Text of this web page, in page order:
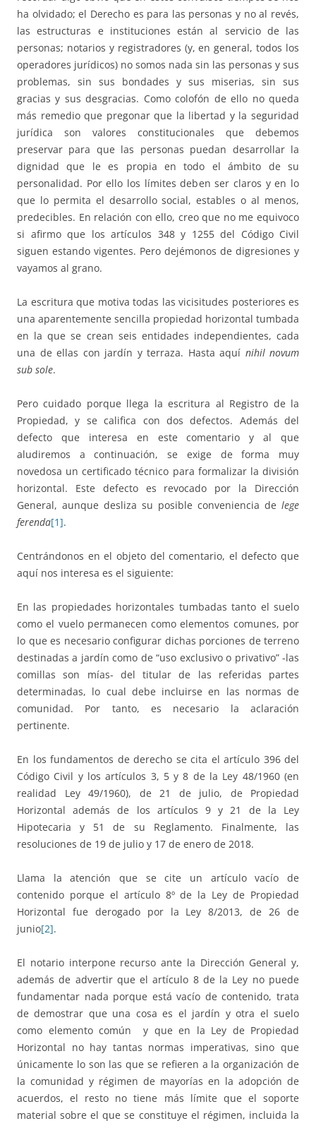
ha olvidado; el Derecho es para las personas y no al revés,
las estructuras e instituciones están al servicio de las
personas; notarios y registradores (y, en general, todos los
operadores jurídicos) no somos nada sin las personas y sus
problemas, sin sus bondades y sus miserias, sin sus
gracias y sus desgracias. Como colofón de ello no queda
más remedio que pregonar que la libertad y la seguridad
jurídica son valores constitucionales que debemos
preservar para que las personas puedan desarrollar la
dignidad que le es propia en todo el ámbito de su
personalidad. Por ello los límites deben ser claros y en lo
que lo permita el desarrollo social, estables o al menos,
predecibles. En relación con ello, creo que no me equivoco
si afirmo que los artículos 348 y 1255 del Código Civil
siguen estando vigentes. Pero dejémonos de digresiones y
vayamos al grano.
La escritura que motiva todas las vicisitudes posteriores es
una aparentemente sencilla propiedad horizontal tumbada
en la que se crean seis entidades independientes, cada
una de ellas con jardín y terraza. Hasta aquí nihil novum
sub sole.
Pero cuidado porque llega la escritura al Registro de la
Propiedad, y se califica con dos defectos. Además del
defecto que interesa en este comentario y al que
aludiremos a continuación, se exige de forma muy
novedosa un certificado técnico para formalizar la división
horizontal. Este defecto es revocado por la Dirección
General, aunque desliza su posible conveniencia de lege
ferenda[1].
Centrándonos en el objeto del comentario, el defecto que
aquí nos interesa es el siguiente:
En las propiedades horizontales tumbadas tanto el suelo
como el vuelo permanecen como elementos comunes, por
lo que es necesario configurar dichas porciones de terreno
destinadas a jardín como de “uso exclusivo o privativo” -las
comillas son mías- del titular de las referidas partes
determinadas, lo cual debe incluirse en las normas de
comunidad. Por tanto, es necesario la aclaración
pertinente.
En los fundamentos de derecho se cita el artículo 396 del
Código Civil y los artículos 3, 5 y 8 de la Ley 48/1960 (en
realidad Ley 49/1960), de 21 de julio, de Propiedad
Horizontal además de los artículos 9 y 21 de la Ley
Hipotecaria y 51 de su Reglamento. Finalmente, las
resoluciones de 19 de julio y 17 de enero de 2018.
Llama la atención que se cite un artículo vacío de
contenido porque el artículo 8º de la Ley de Propiedad
Horizontal fue derogado por la Ley 8/2013, de 26 de
junio[2].
El notario interpone recurso ante la Dirección General y,
además de advertir que el artículo 8 de la Ley no puede
fundamentar nada porque está vacío de contenido, trata
de demostrar que una cosa es el jardín y otra el suelo
como elemento común y que en la Ley de Propiedad
Horizontal no hay tantas normas imperativas, sino que
únicamente lo son las que se refieren a la organización de
la comunidad y régimen de mayorías en la adopción de
acuerdos, el resto no tiene más límite que el soporte
material sobre el que se constituye el régimen, incluida la